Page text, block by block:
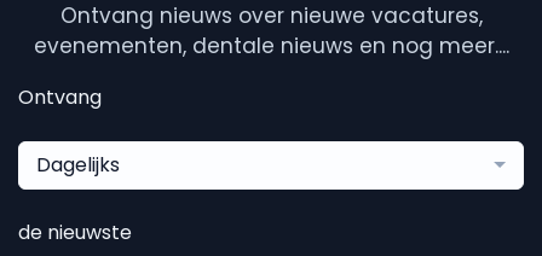
Ontvang nieuws over nieuwe vacatures,
evenementen, dentale nieuws en nog meer....
Ontvang
Dagelijks
de nieuwste